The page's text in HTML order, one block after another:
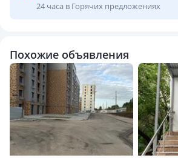
24 часа в Горячих предложениях
Похожие объявления